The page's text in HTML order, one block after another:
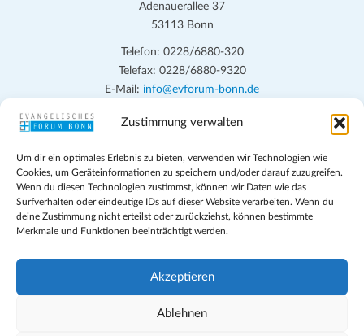
Zustimmung verwalten
Um dir ein optimales Erlebnis zu bieten, verwenden wir Technologien wie
Cookies, um Geräteinformationen zu speichern und/oder darauf zuzugreifen.
Wenn du diesen Technologien zustimmst, können wir Daten wie das
Surfverhalten oder eindeutige IDs auf dieser Website verarbeiten. Wenn du
deine Zustimmung nicht erteilst oder zurückziehst, können bestimmte
Merkmale und Funktionen beeinträchtigt werden.
Akzeptieren
Ablehnen
Adenauerallee 37
53113 Bonn
Telefon: 0228/6880-320
Telefax: 0228/6880-9320
E-Mail: info@evforum-bonn.de
Das Evangelische Forum Bonn will in seinen zentralen
persönlichen, beruflichen, kirchlichen und öffentlichen Lebens
eingehen, zu offener Begegnung und ehrlicher Auseinandersetzung
anregen und mithelfen, aus der Verheißung des Evangeliums heraus
im individuellen und gesellschaftlichen Leben verantwortlich zu
denken, zu reden und zu handeln.
Impressum
Teilnahmebedingungen